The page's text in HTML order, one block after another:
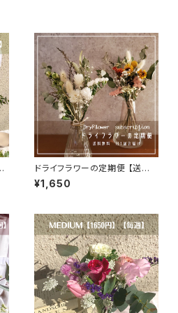
ドライフラワーの定期便 【送料
無料】
¥1,650